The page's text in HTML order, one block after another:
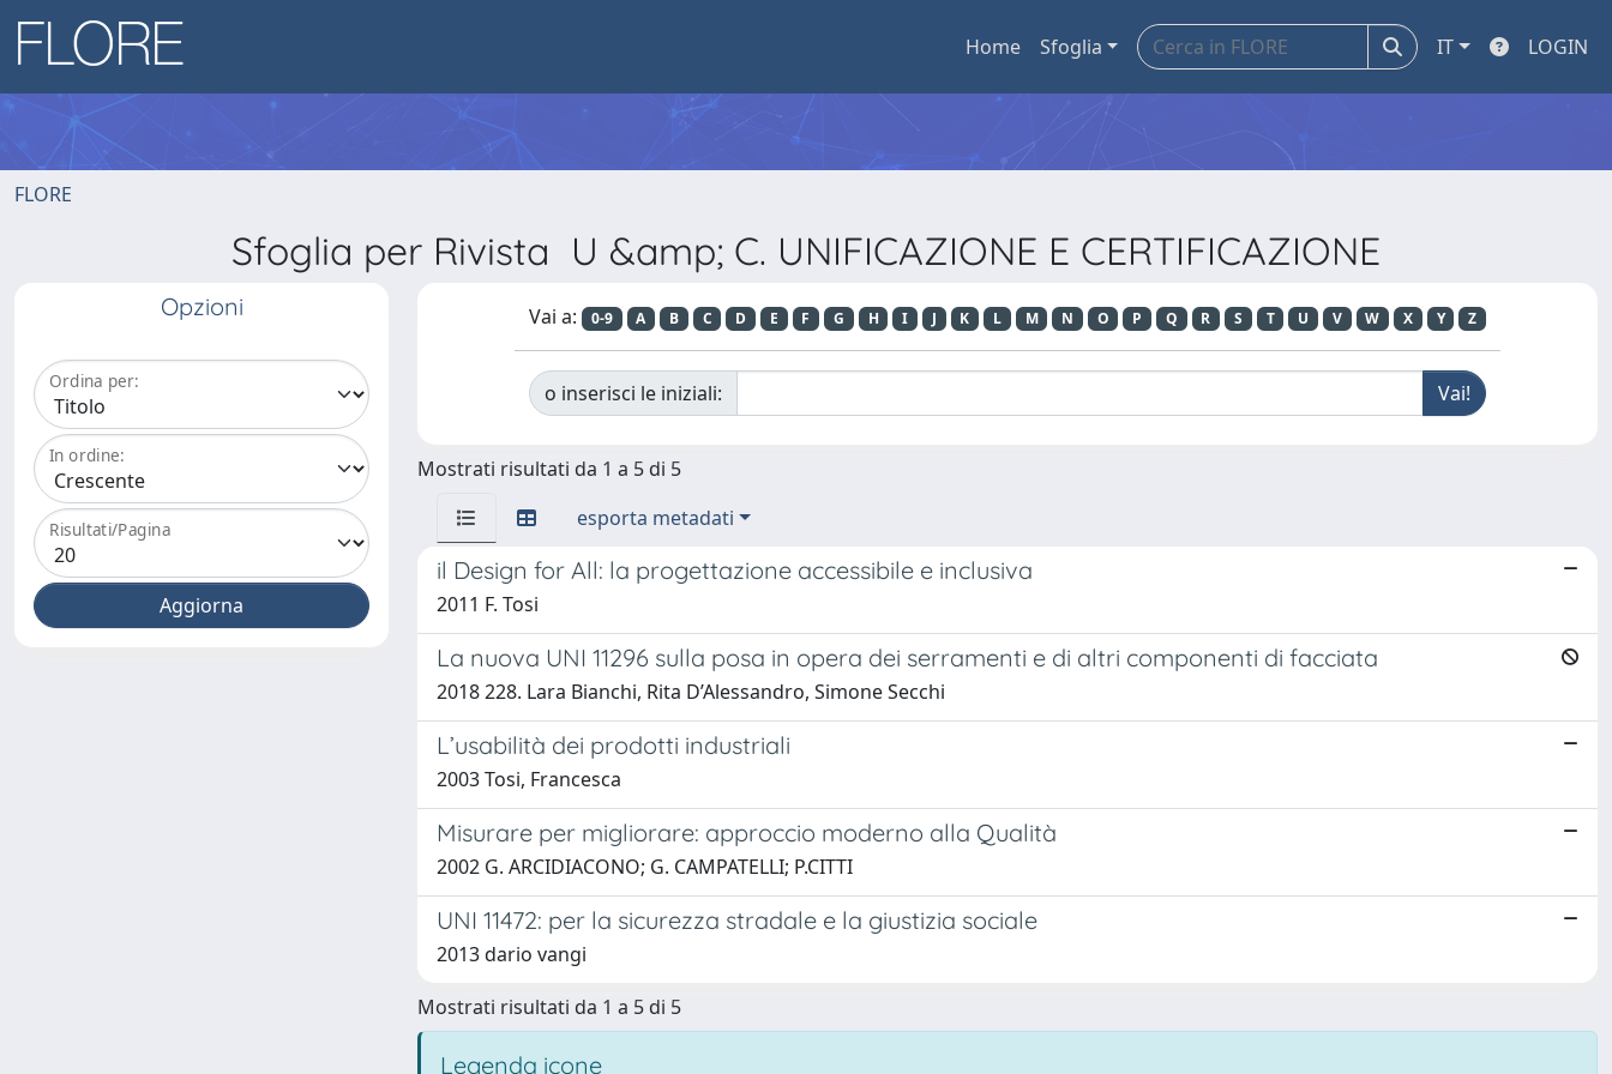
Home Sfoglia IT LOGIN
FLORE
Sfoglia per Rivista U &amp; C. UNIFICAZIONE E CERTIFICAZIONE
Opzioni
Ordina per:
In ordine:
Risultati/Pagina
Vai a: 0-9 A B C D E F G H I J K L M N O P Q R S T U V W X Y Z
o inserisci le iniziali:
Mostrati risultati da 1 a 5 di 5
esporta metadati
il Design for All: la progettazione accessibile e inclusiva
2011 F. Tosi
La nuova UNI 11296 sulla posa in opera dei serramenti e di altri componenti di facciata
2018 228. Lara Bianchi, Rita D’Alessandro, Simone Secchi
L’usabilità dei prodotti industriali
2003 Tosi, Francesca
Misurare per migliorare: approccio moderno alla Qualità
2002 G. ARCIDIACONO; G. CAMPATELLI; P.CITTI
UNI 11472: per la sicurezza stradale e la giustizia sociale
2013 dario vangi
Mostrati risultati da 1 a 5 di 5
Legenda icone